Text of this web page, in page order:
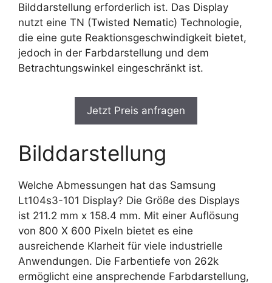
Bilddarstellung erforderlich ist. Das Display
nutzt eine TN (Twisted Nematic) Technologie,
die eine gute Reaktionsgeschwindigkeit bietet,
jedoch in der Farbdarstellung und dem
Betrachtungswinkel eingeschränkt ist.
Jetzt Preis anfragen
Bilddarstellung
Welche Abmessungen hat das Samsung
Lt104s3-101 Display? Die Größe des Displays
ist 211.2 mm x 158.4 mm. Mit einer Auflösung
von 800 X 600 Pixeln bietet es eine
ausreichende Klarheit für viele industrielle
Anwendungen. Die Farbentiefe von 262k
ermöglicht eine ansprechende Farbdarstellung,